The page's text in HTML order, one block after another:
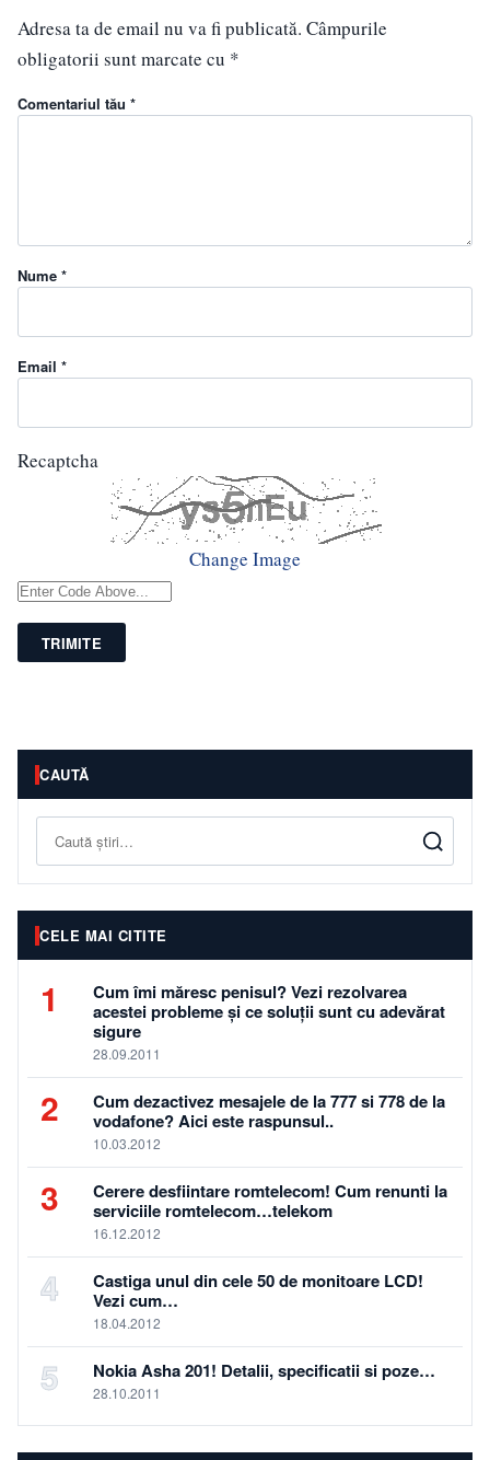
Adresa ta de email nu va fi publicată. Câmpurile
obligatorii sunt marcate cu *
Comentariul tău *
Nume *
Email *
Recaptcha
Change Image
TRIMITE
CAUTĂ
Caută
CELE MAI CITITE
1
Cum îmi măresc penisul? Vezi rezolvarea
acestei probleme și ce soluții sunt cu adevărat
sigure
28.09.2011
2
Cum dezactivez mesajele de la 777 si 778 de la
vodafone? Aici este raspunsul..
10.03.2012
3
Cerere desfiintare romtelecom! Cum renunti la
serviciile romtelecom…telekom
16.12.2012
4
Castiga unul din cele 50 de monitoare LCD!
Vezi cum…
18.04.2012
5 Nokia Asha 201! Detalii, specificatii si poze…
28.10.2011